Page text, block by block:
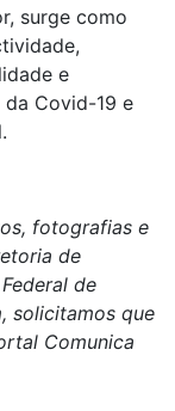
surge como
e
da Covid-19 e
fotografias e
de
de
solicitamos que
Comunica